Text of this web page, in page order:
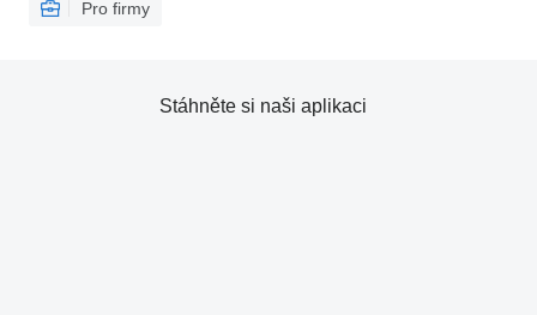
Pro firmy
Stáhněte si naši aplikaci